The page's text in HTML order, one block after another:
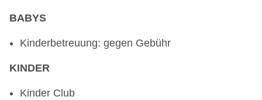
BABYS
Kinderbetreuung: gegen Gebühr
KINDER
Kinder Club